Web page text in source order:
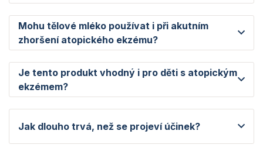
Mohu tělové mléko používat i při akutním
zhoršení atopického ekzému?
Je tento produkt vhodný i pro děti s atopickým
ekzémem?
Jak dlouho trvá, než se projeví účinek?